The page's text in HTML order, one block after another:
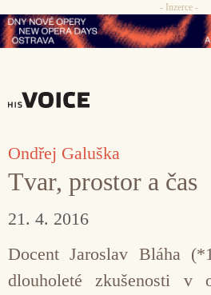
Přeskočit
na
- Inzerce -
Ondřej Galuška
Tvar, prostor a čas
21. 4. 2016
Docent Jaroslav Bláha
dlouholeté zkušenosti v